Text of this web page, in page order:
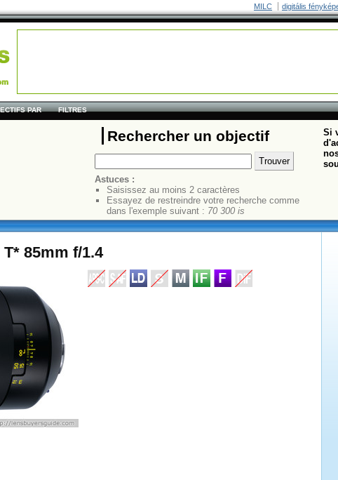
MILC digitális
PAR FILTRES
Rechercher un objectif
Astuces :
Saisissez au moins 2 caractères
Essayez de restreindre votre recherche comme
dans l'exemple suivant : 70 300 is
Si
85mm f/1.4